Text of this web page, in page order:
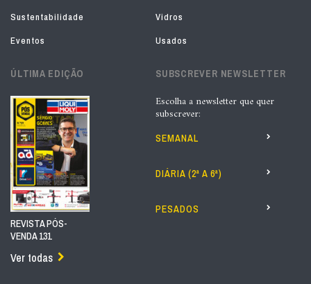
Sustentabilidade
Vidros
Eventos
Usados
ÚLTIMA EDIÇÃO
REVISTA PÓS-
VENDA 131
Ver todas
SUBSCREVER NEWSLETTER
Escolha a newsletter que quer
subscrever:
SEMANAL
DIÁRIA (2ª A 6ª)
PESADOS